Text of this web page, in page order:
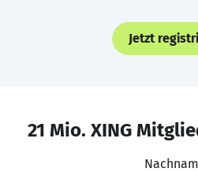
Jetzt
21 Mio. XING